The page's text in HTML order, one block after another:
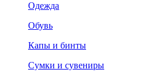
Одежда
Обувь
Капы и бинты
Сумки и сувениры